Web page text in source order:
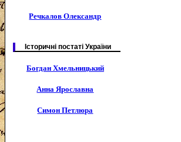
Речкалов Олександр
Історичні постаті України
Богдан Хмельницький
Анна Ярославна
Симон Петлюра